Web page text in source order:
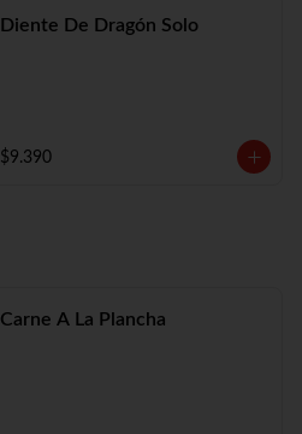
Diente De Dragón Solo
$9.390
Carne A La Plancha